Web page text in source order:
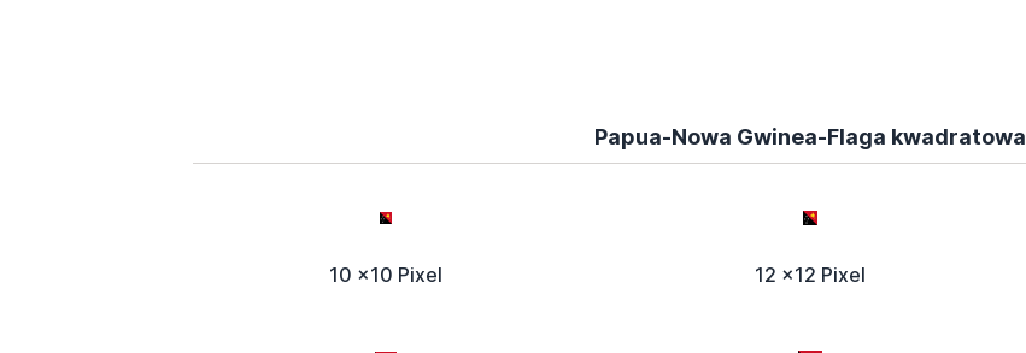
Papua-Nowa Gwinea-Flaga kwadratowa
10 x10 Pixel 12 x12 Pixel